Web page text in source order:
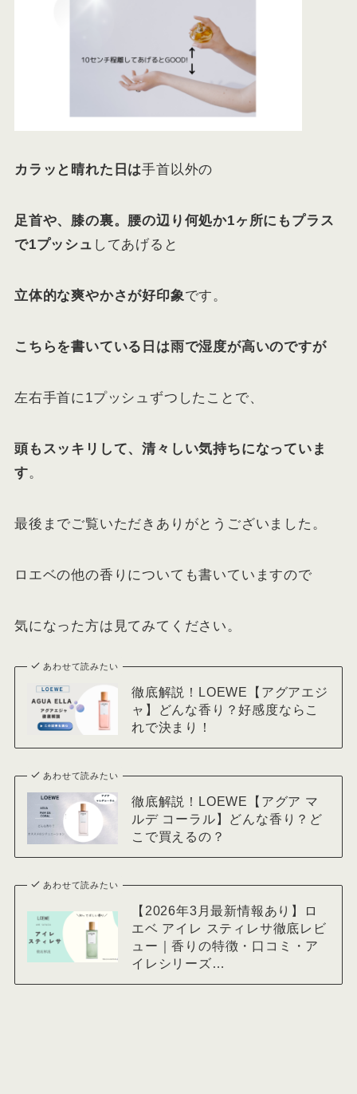
カラッと晴れた日は手首以外の
足首や、膝の裏。腰の辺り何処か1ヶ所にもプラス
で1プッシュ してあげると
立体的な爽やかさが好印象です。
こちらを書いている日は雨で湿度が高いのですが
左右手首に1プッシュずつしたことで、
頭もスッキリして、清々しい気持ちになっていま
す。
最後までご覧いただきありがとうございました。
ロエベの他の香りについても書いていますので
気になった方は見てみてください。
あわせて読みたい
徹底解説！LOEWE【アグアエジ
ャ】どんな香り？好感度ならこ
れで決まり！
あわせて読みたい
徹底解説！LOEWE【アグア マ
ルデ コーラル】どんな香り？ど
こで買えるの？
あわせて読みたい
【2026年3月最新情報あり】ロ
エベ アイレ スティレサ徹底レビ
ュー｜香りの特徴・口コミ・ア
イレシリーズ…